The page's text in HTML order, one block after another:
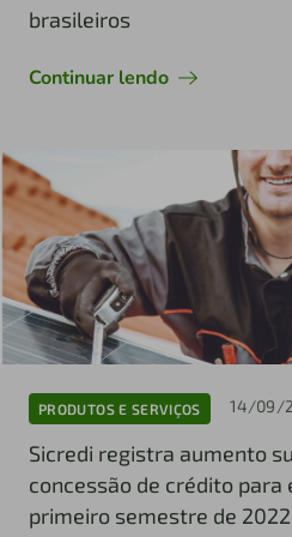
brasileiros
Continuar lendo
PRODUTOS E SERVIÇOS 14/09/
Sicredi registra aumento
concessão de crédito para
primeiro semestre de 2022